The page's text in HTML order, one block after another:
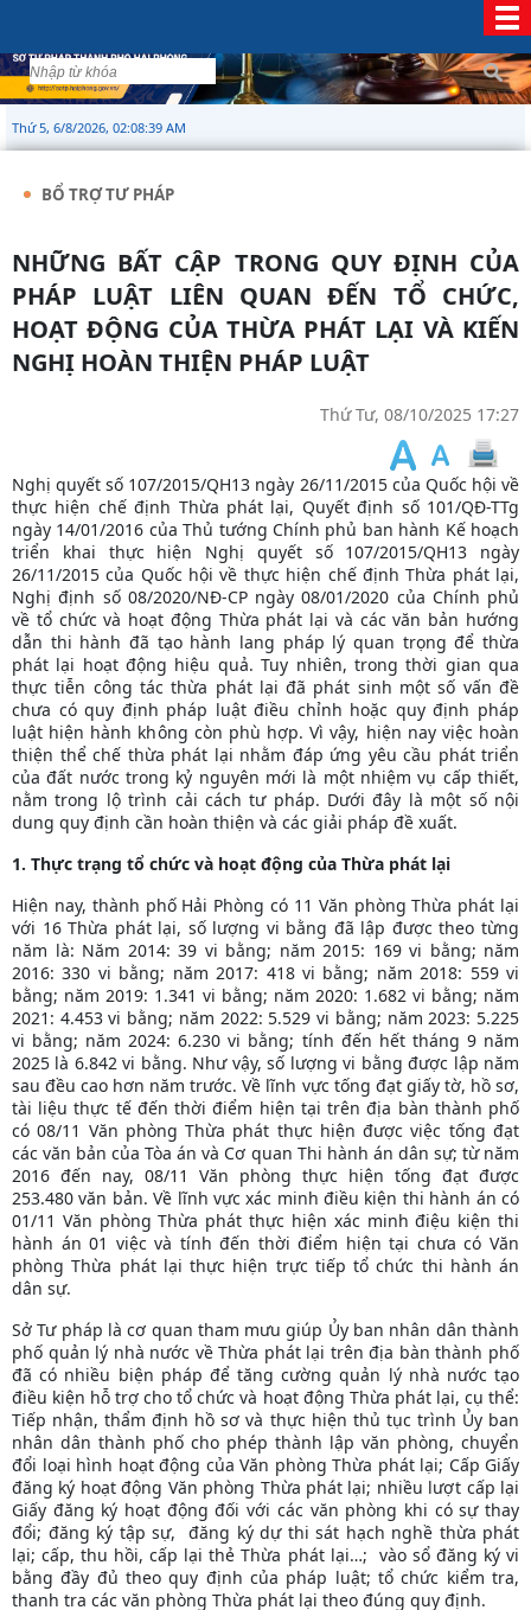
Thứ 5, 6/8/2026, 02:08:40 AM
BỔ TRỢ TƯ PHÁP
NHỮNG BẤT CẬP TRONG QUY ĐỊNH CỦA
PHÁP LUẬT LIÊN QUAN ĐẾN TỔ CHỨC,
HOẠT ĐỘNG CỦA THỪA PHÁT LẠI VÀ KIẾN
NGHỊ HOÀN THIỆN PHÁP LUẬT
Thứ Tư, 08/10/2025 17:27
Nghị quyết số 107/2015/QH13 ngày 26/11/2015 của Quốc hội về
thực hiện chế định Thừa phát lại, Quyết định số 101/QĐ-TTg
ngày 14/01/2016 của Thủ tướng Chính phủ ban hành Kế hoạch
triển khai thực hiện Nghị quyết số 107/2015/QH13 ngày
26/11/2015 của Quốc hội về thực hiện chế định Thừa phát lại,
Nghị định số 08/2020/NĐ-CP ngày 08/01/2020 của Chính phủ
về tổ chức và hoạt động Thừa phát lại và các văn bản hướng
dẫn thi hành đã tạo hành lang pháp lý quan trọng để thừa
phát lại hoạt động hiệu quả. Tuy nhiên, trong thời gian qua
thực tiễn công tác thừa phát lại đã phát sinh một số vấn đề
chưa có quy định pháp luật điều chỉnh hoặc quy định pháp
luật hiện hành không còn phù hợp. Vì vậy, hiện nay việc hoàn
thiện thể chế thừa phát lại nhằm đáp ứng yêu cầu phát triển
của đất nước trong kỷ nguyên mới là một nhiệm vụ cấp thiết,
nằm trong lộ trình cải cách tư pháp. Dưới đây là một số nội
dung quy định cần hoàn thiện và các giải pháp đề xuất.
1. Thực trạng tổ chức và hoạt động của Thừa phát lại
Hiện nay, thành phố Hải Phòng có 11 Văn phòng Thừa phát lại
với 16 Thừa phát lại, số lượng vi bằng đã lập được theo từng
năm là: Năm 2014: 39 vi bằng; năm 2015: 169 vi bằng; năm
2016: 330 vi bằng; năm 2017: 418 vi bằng; năm 2018: 559 vi
bằng; năm 2019: 1.341 vi bằng; năm 2020: 1.682 vi bằng; năm
2021: 4.453 vi bằng; năm 2022: 5.529 vi bằng; năm 2023: 5.225
vi bằng; năm 2024: 6.230 vi bằng; tính đến hết tháng 9 năm
2025 là 6.842 vi bằng. Như vậy, số lượng vi bằng được lập năm
sau đều cao hơn năm trước. Về lĩnh vực tống đạt giấy tờ, hồ sơ,
tài liệu thực tế đến thời điểm hiện tại trên địa bàn thành phố
có 08/11 Văn phòng Thừa phát thực hiện được việc tống đạt
các văn bản của Tòa án và Cơ quan Thi hành án dân sự; từ năm
2016 đến nay, 08/11 Văn phòng thực hiện tống đạt được
253.480 văn bản. Về lĩnh vực xác minh điều kiện thi hành án có
01/11 Văn phòng Thừa phát thực hiện xác minh điệu kiện thi
hành án 01 việc và tính đến thời điểm hiện tại chưa có Văn
phòng Thừa phát lại thực hiện trực tiếp tổ chức thi hành án
dân sự.
Sở Tư pháp là cơ quan tham mưu giúp Ủy ban nhân dân thành
phố quản lý nhà nước về Thừa phát lại trên địa bàn thành phố
đã có nhiều biện pháp để tăng cường quản lý nhà nước tạo
điều kiện hỗ trợ cho tổ chức và hoạt động Thừa phát lại, cụ thể:
Tiếp nhận, thẩm định hồ sơ và thực hiện thủ tục trình Ủy ban
nhân dân thành phố cho phép thành lập văn phòng, chuyển
đổi loại hình hoạt động của Văn phòng Thừa phát lại; Cấp Giấy
đăng ký hoạt động Văn phòng Thừa phát lại; nhiều lượt cấp lại
Giấy đăng ký hoạt động đối với các văn phòng khi có sự thay
đổi; đăng ký tập sự, đăng ký dự thi sát hạch nghề thừa phát
lại; cấp, thu hồi, cấp lại thẻ Thừa phát lại…; vào sổ đăng ký vi
bằng đầy đủ theo quy định của pháp luật; tổ chức kiểm tra,
thanh tra các văn phòng Thừa phát lại theo đúng quy định.